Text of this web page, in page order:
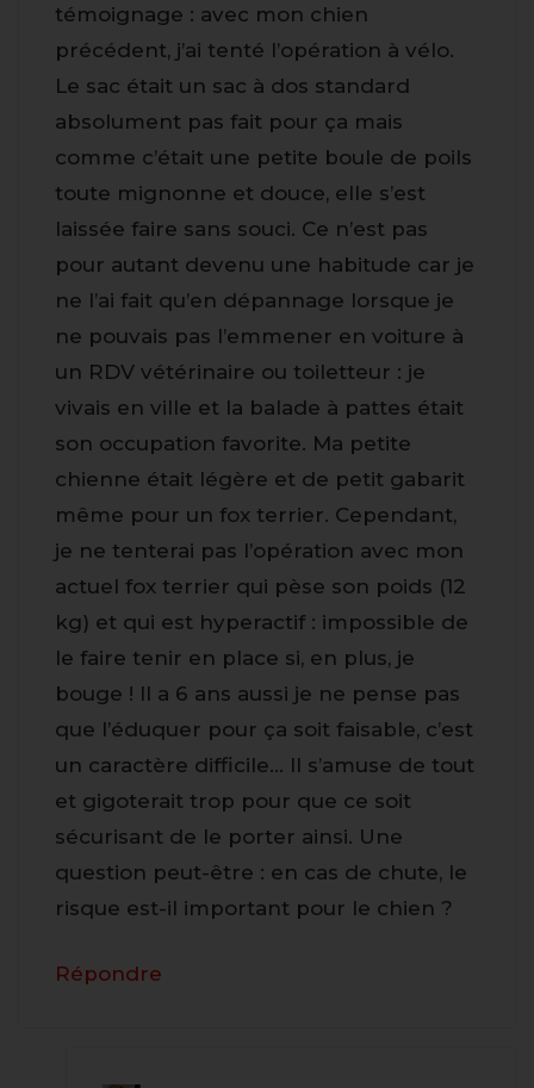
témoignage : avec mon chien
précédent, j’ai tenté l’opération à vélo.
Le sac était un sac à dos standard
absolument pas fait pour ça mais
comme c’était une petite boule de poils
toute mignonne et douce, elle s’est
laissée faire sans souci. Ce n’est pas
pour autant devenu une habitude car je
ne l’ai fait qu’en dépannage lorsque je
ne pouvais pas l’emmener en voiture à
un RDV vétérinaire ou toiletteur : je
vivais en ville et la balade à pattes était
son occupation favorite. Ma petite
chienne était légère et de petit gabarit
même pour un fox terrier. Cependant,
je ne tenterai pas l’opération avec mon
actuel fox terrier qui pèse son poids (12
kg) et qui est hyperactif : impossible de
le faire tenir en place si, en plus, je
bouge ! Il a 6 ans aussi je ne pense pas
que l’éduquer pour ça soit faisable, c’est
un caractère difficile… Il s’amuse de tout
et gigoterait trop pour que ce soit
sécurisant de le porter ainsi. Une
question peut-être : en cas de chute, le
risque est-il important pour le chien ?
Répondre